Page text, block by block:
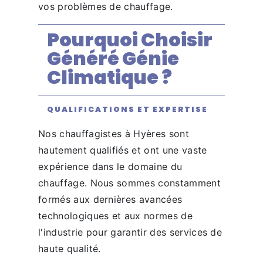
vos problèmes de chauffage.
Pourquoi Choisir
Généré Génie
Climatique ?
QUALIFICATIONS ET EXPERTISE
Nos chauffagistes à Hyères sont
hautement qualifiés et ont une vaste
expérience dans le domaine du
chauffage. Nous sommes constamment
formés aux dernières avancées
technologiques et aux normes de
l'industrie pour garantir des services de
haute qualité.